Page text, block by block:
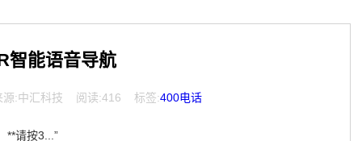
智能语音导航
:中汇科技 阅读:416 标签:400电话
**请按3...”